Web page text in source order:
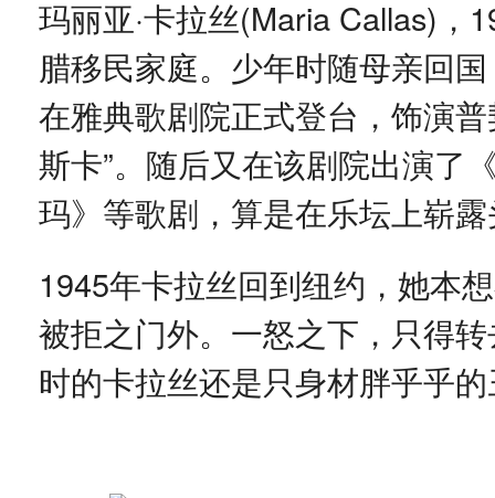
玛丽亚·卡拉丝(Maria Callas)，
腊移民家庭。少年时随母亲回
在雅典歌剧院正式登台，饰演
斯卡”。随后又在该剧院出演了
玛》等歌剧，算是在乐坛上崭
1945年卡拉丝回到纽约，她本
被拒之门外。一怒之下，只得
时的卡拉丝还是只身材胖乎乎